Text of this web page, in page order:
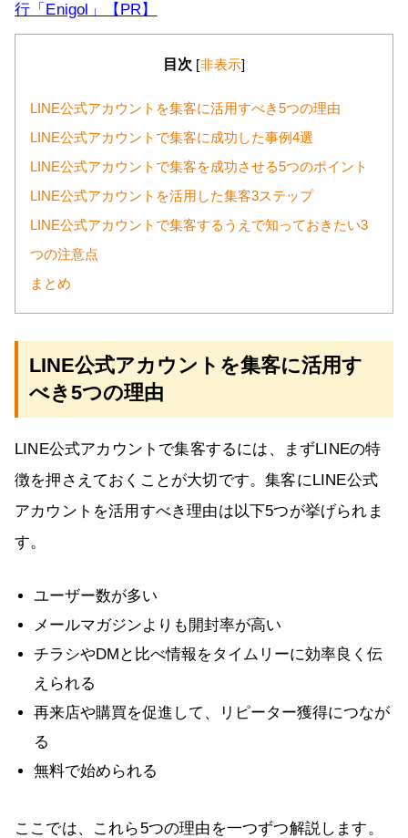
行「Enigol」【PR】
目次 [非表示]
LINE公式アカウントを集客に活用すべき5つの理由
LINE公式アカウントで集客に成功した事例4選
LINE公式アカウントで集客を成功させる5つのポイント
LINE公式アカウントを活用した集客3ステップ
LINE公式アカウントで集客するうえで知っておきたい3
つの注意点
まとめ
LINE公式アカウントを集客に活用す
べき5つの理由
LINE公式アカウントで集客するには、まずLINEの特
徴を押さえておくことが大切です。集客にLINE公式
アカウントを活用すべき理由は以下5つが挙げられま
す。
ユーザー数が多い
メールマガジンよりも開封率が高い
チラシやDMと比べ情報をタイムリーに効率良く伝
えられる
再来店や購買を促進して、リピーター獲得につなが
る
無料で始められる
ここでは、これら5つの理由を一つずつ解説します。